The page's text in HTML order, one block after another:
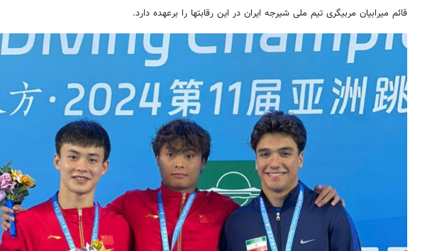
قائم میرابیان مربیگری تیم ملی شیرجه ایران در این رقابتها را برعهده دارد.